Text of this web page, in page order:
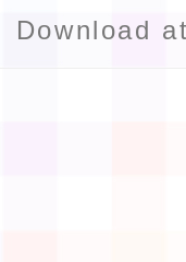
Download